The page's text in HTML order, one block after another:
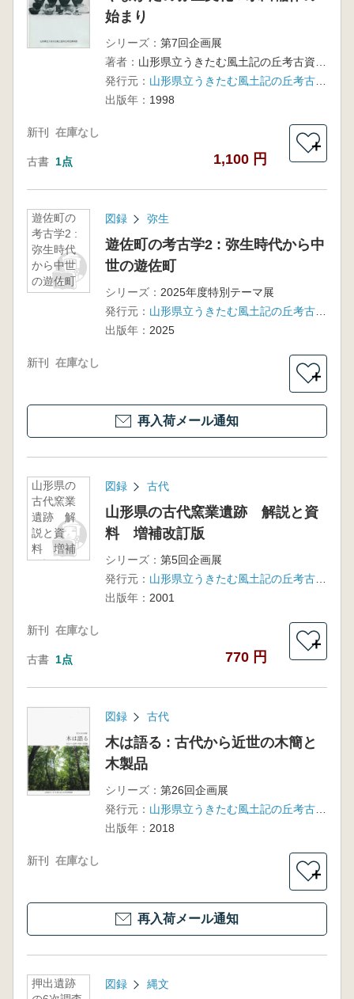
始まり
シリーズ： 第7回企画展
著者：
発行元：
山形県立うきたむ風土記の丘考古資料館
出版年： 1998
新刊 在庫なし
古書 1点 1,100 円
＋
遊佐町の
考古学2 :
弥生時代
から中世
の遊佐町
図録 弥生
遊佐町の考古学2 : 弥生時代から中
世の遊佐町
シリーズ： 2025年度特別テーマ展
発行元：
山形県立うきたむ風土記の丘考古資料館
出版年： 2025
新刊 在庫なし
＋
再入荷メール通知
山形県の
古代窯業
遺跡 解
説と資
料 増補
改訂版
図録 古代
山形県の古代窯業遺跡 解説と資
料 増補改訂版
シリーズ： 第5回企画展
発行元：
山形県立うきたむ風土記の丘考古資料館
出版年： 2001
新刊 在庫なし
古書 1点 770 円
＋
図録 古代
木は語る : 古代から近世の木簡と
木製品
シリーズ： 第26回企画展
発行元：
山形県立うきたむ風土記の丘考古資料館
出版年： 2018
新刊 在庫なし
＋
再入荷メール通知
押出遺跡
図録 縄文